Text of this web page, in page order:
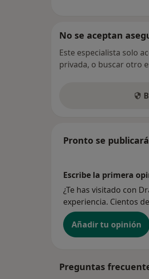
No se aceptan
Este especialista solo
privada, o buscar otro
Pronto se
Escribe la primera
¿Te has visitado con
experiencia. Cientos
Añadir tu opinión
Preguntas